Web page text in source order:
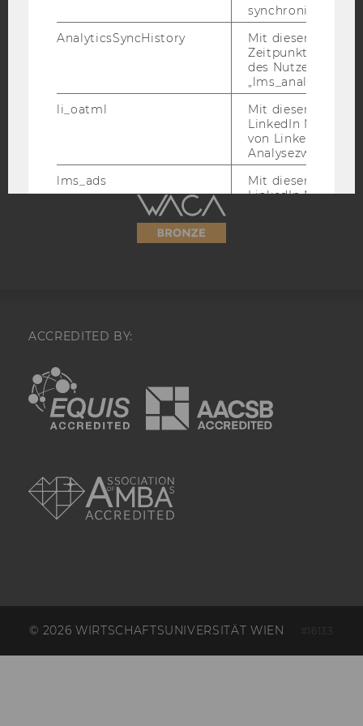
IMPRESSUM
BARRIEREFREIHEITSERKLÄRUNG WEBSEITE
DATENSCHUTZERKLÄRUNG
DATENSCHUTZERKLÄRUNG SOCIAL MEDIA
DATENSCHUTZERKLÄRUNG
STUDIENBEWERBER*INNEN UND STUDIERENDE
COOKIE EINSTELLUNGEN
Barrierefreiheitserklärung
Webseite
ACCREDITED BY:
EQUIS
© 2026 WIRTSCHAFTSUNIVERSITÄT WIEN #16133
synchronisiert.
AnalyticsSyncHistory
Mit diesem
Zeitpunkt der
des Nutzers mit
„lms_analytics“
li_oatml
Mit diesem
LinkedIn
von LinkedIn zu
Analysezwecke
lms_ads
Mit diesem
LinkedIn
li_sugr
U
Ablehnungsstatus
Tracking durch
ermittelt.